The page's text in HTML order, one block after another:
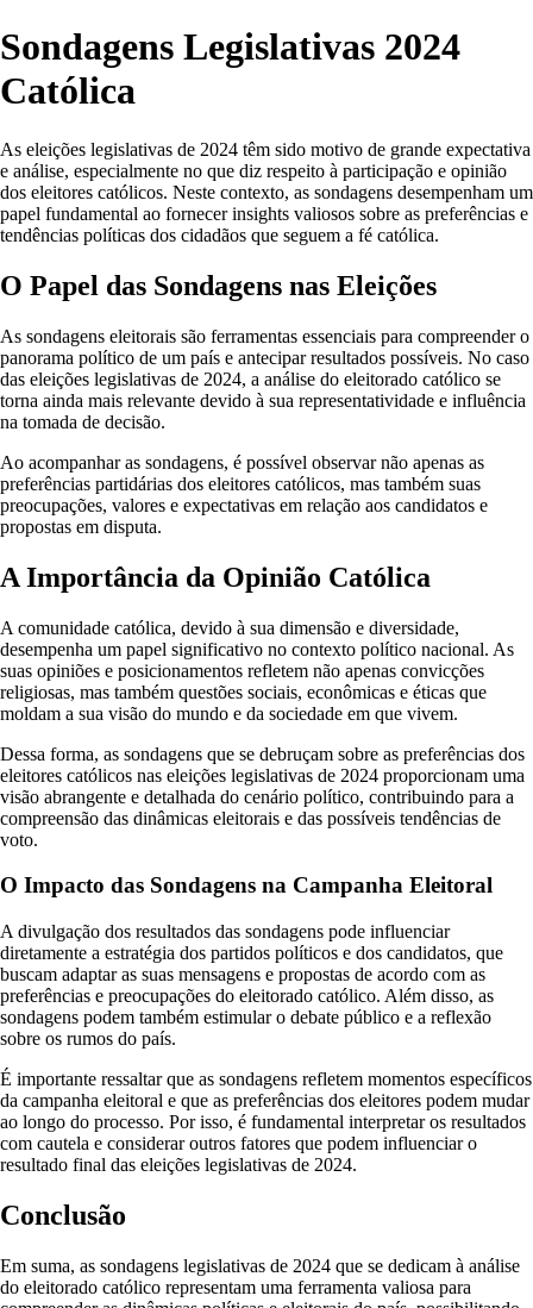
Sondagens Legislativas 2024
Católica
As eleições legislativas de 2024 têm sido motivo de grande expectativa
e análise, especialmente no que diz respeito à participação e opinião
dos eleitores católicos. Neste contexto, as sondagens desempenham um
papel fundamental ao fornecer insights valiosos sobre as preferências e
tendências políticas dos cidadãos que seguem a fé católica.
O Papel das Sondagens nas Eleições
As sondagens eleitorais são ferramentas essenciais para compreender o
panorama político de um país e antecipar resultados possíveis. No caso
das eleições legislativas de 2024, a análise do eleitorado católico se
torna ainda mais relevante devido à sua representatividade e influência
na tomada de decisão.
Ao acompanhar as sondagens, é possível observar não apenas as
preferências partidárias dos eleitores católicos, mas também suas
preocupações, valores e expectativas em relação aos candidatos e
propostas em disputa.
A Importância da Opinião Católica
A comunidade católica, devido à sua dimensão e diversidade,
desempenha um papel significativo no contexto político nacional. As
suas opiniões e posicionamentos refletem não apenas convicções
religiosas, mas também questões sociais, econômicas e éticas que
moldam a sua visão do mundo e da sociedade em que vivem.
Dessa forma, as sondagens que se debruçam sobre as preferências dos
eleitores católicos nas eleições legislativas de 2024 proporcionam uma
visão abrangente e detalhada do cenário político, contribuindo para a
compreensão das dinâmicas eleitorais e das possíveis tendências de
voto.
O Impacto das Sondagens na Campanha Eleitoral
A divulgação dos resultados das sondagens pode influenciar
diretamente a estratégia dos partidos políticos e dos candidatos, que
buscam adaptar as suas mensagens e propostas de acordo com as
preferências e preocupações do eleitorado católico. Além disso, as
sondagens podem também estimular o debate público e a reflexão
sobre os rumos do país.
É importante ressaltar que as sondagens refletem momentos específicos
da campanha eleitoral e que as preferências dos eleitores podem mudar
ao longo do processo. Por isso, é fundamental interpretar os resultados
com cautela e considerar outros fatores que podem influenciar o
resultado final das eleições legislativas de 2024.
Conclusão
Em suma, as sondagens legislativas de 2024 que se dedicam à análise
do eleitorado católico representam uma ferramenta valiosa para